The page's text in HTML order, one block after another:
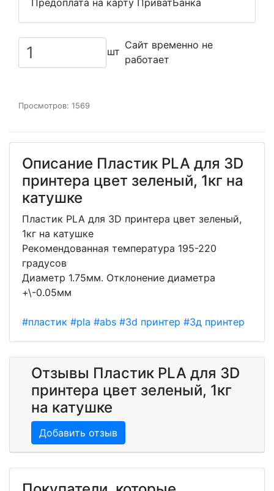
шт
Сайт временно не
работает
Просмотров: 1569
Описание Пластик PLA для 3D
принтера цвет зеленый, 1кг на
катушке
Пластик PLA для 3D принтера цвет зеленый,
1кг на катушке
Рекомендованная температура 195-220
градусов
Диаметр 1.75мм. Отклонение диаметра
+\-0.05мм
#пластик #pla #abs #3d принтер #3д принтер
Отзывы Пластик PLA для 3D
принтера цвет зеленый, 1кг
на катушке
Добавить отзыв